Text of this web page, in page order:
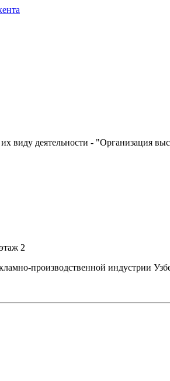
деятельности - "Организация
2
производственной индустрии